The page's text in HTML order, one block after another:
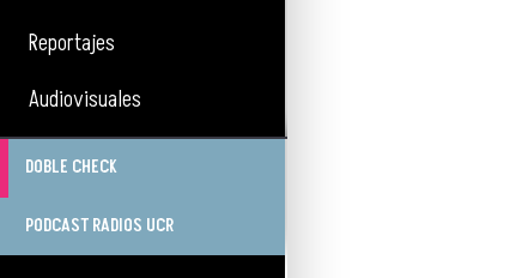
Reportajes
Audiovisuales
DOBLE CHECK
PODCAST RADIOS UCR